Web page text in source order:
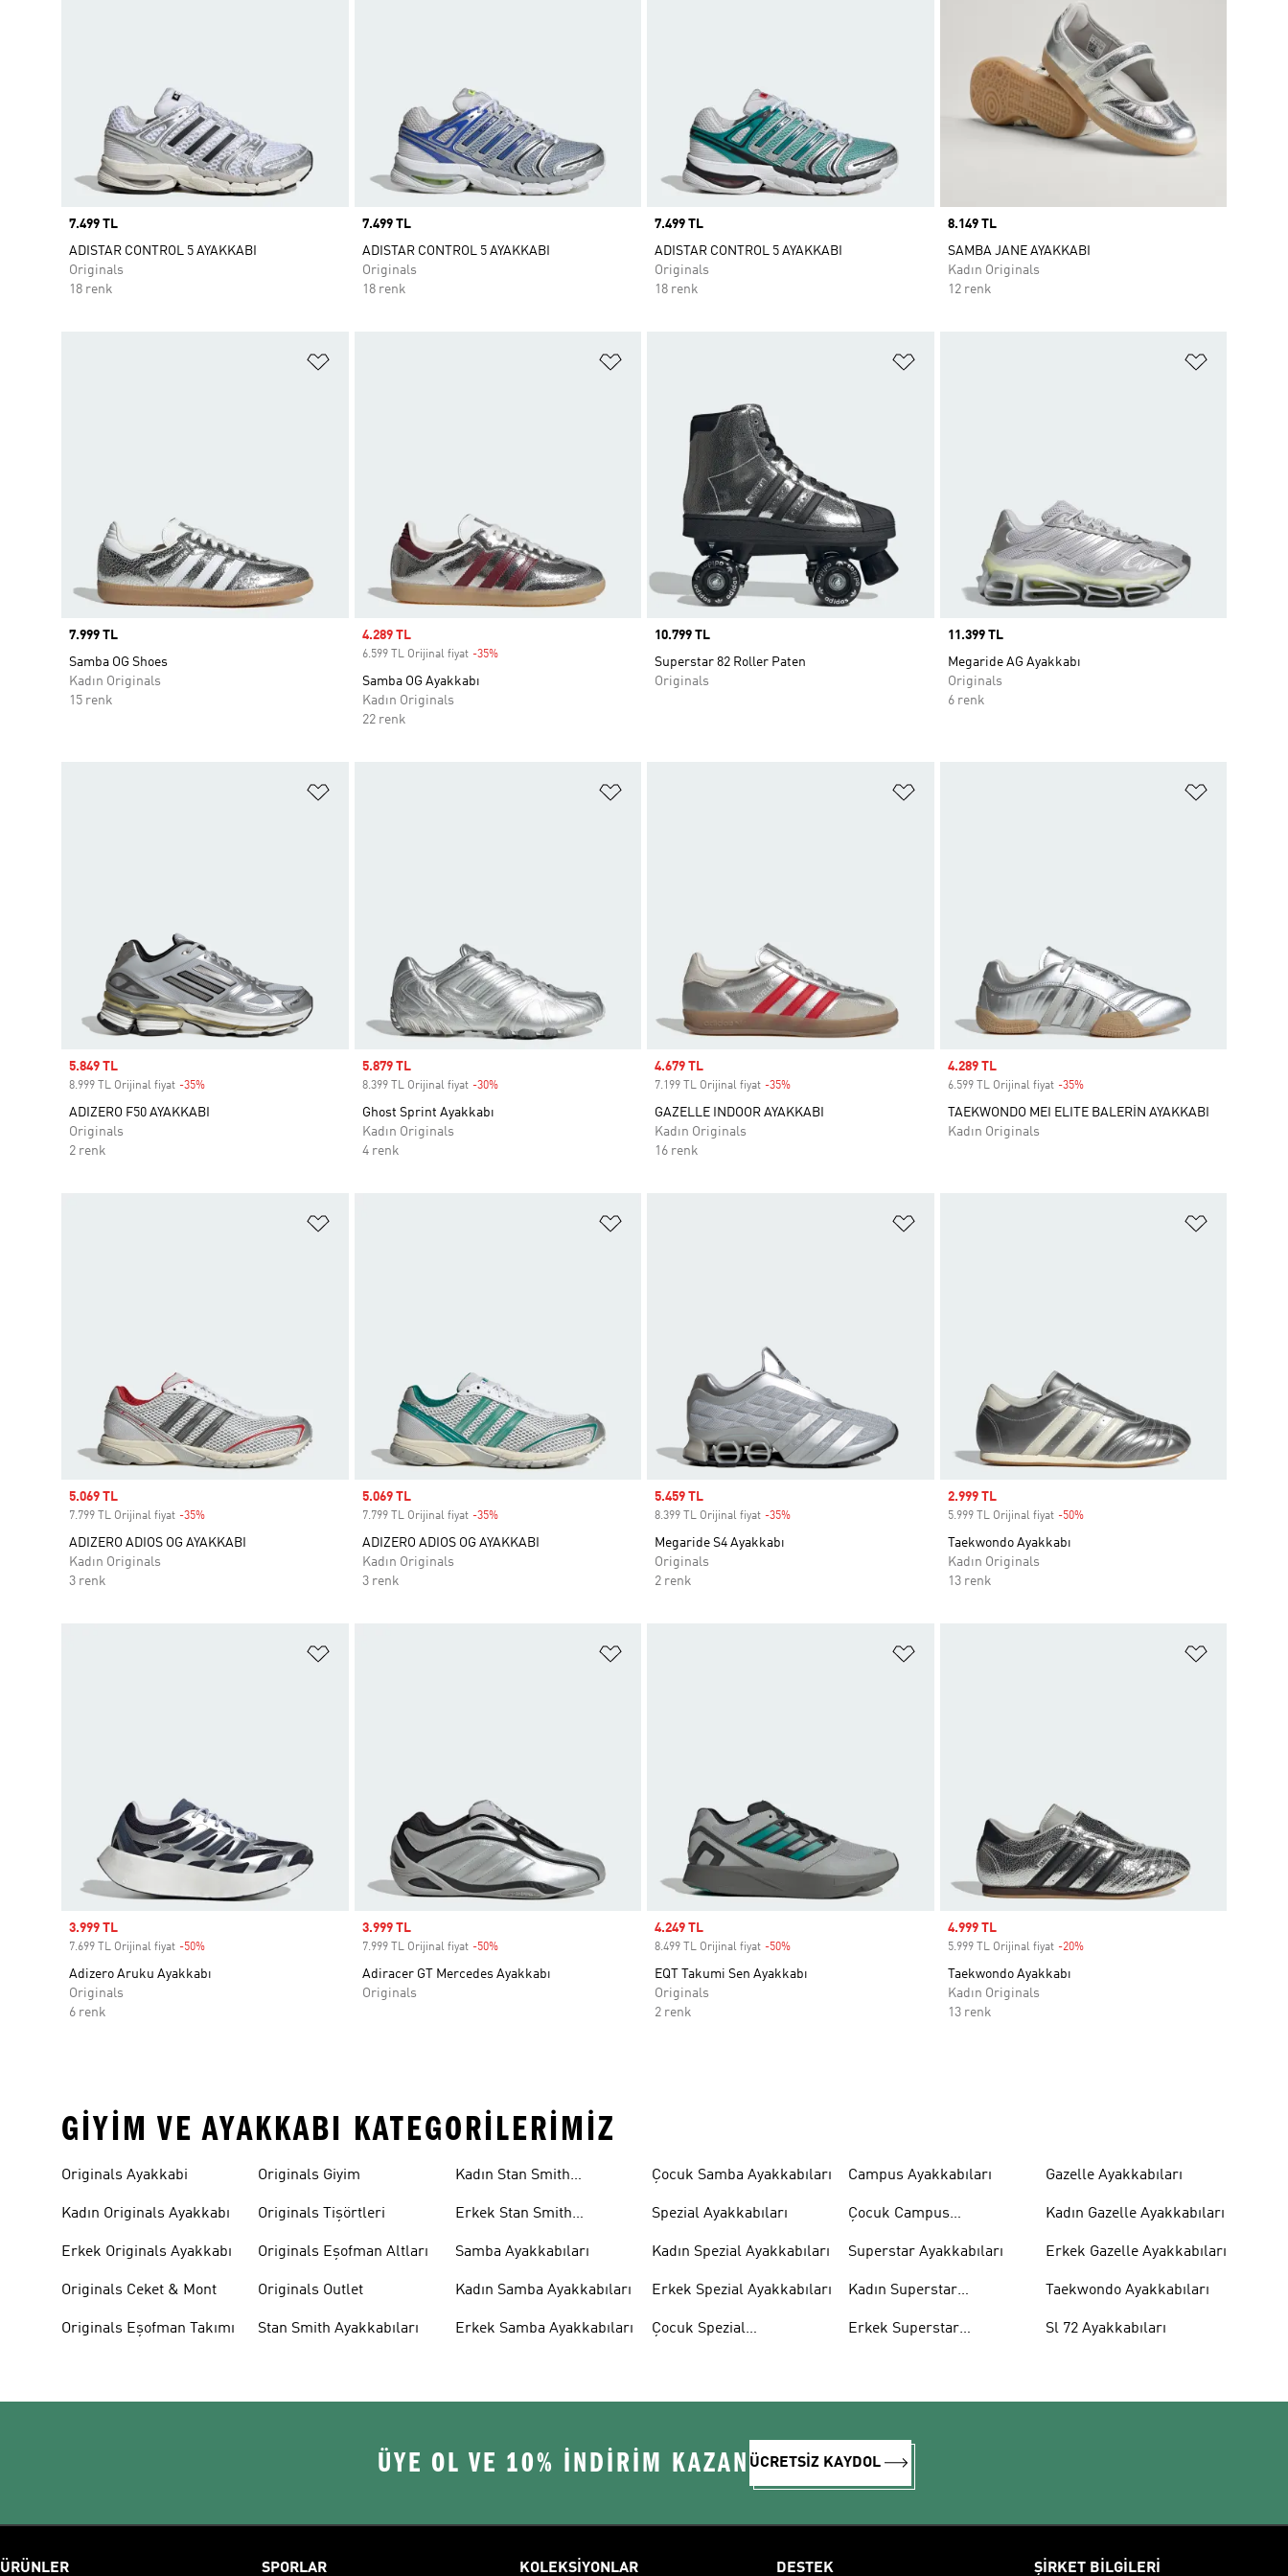
Price
7.499 TL
ADISTAR CONTROL 5 AYAKKABI
Originals
18 renk
Price
7.499 TL
ADISTAR CONTROL 5 AYAKKABI
Originals
18 renk
Price
7.499 TL
ADISTAR CONTROL 5 AYAKKABI
Originals
18 renk
Price
8.149 TL
SAMBA JANE AYAKKABI
Kadın Originals
12 renk
Price
7.999 TL
Samba OG Shoes
Kadın Originals
15 renk
Sale price
4.289 TL
6.599 TL Orijinal fiyat -35%Discount
Samba OG Ayakkabı
Kadın Originals
22 renk
Price
10.799 TL
Superstar 82 Roller Paten
Originals
Price
11.399 TL
Megaride AG Ayakkabı
Originals
6 renk
Sale price
5.849 TL
8.999 TL Orijinal fiyat -35%
ADIZERO F50 AYAKKABI
Originals
2 renk
Sale price
5.879 TL
8.399 TL Orijinal fiyat -30%Discount
Ghost Sprint Ayakkabı
Kadın Originals
4 renk
Sale price
4.679 TL
7.199 TL Orijinal fiyat -35%
GAZELLE INDOOR AYAKKABI
Kadın Originals
16 renk
Sale price
4.289 TL
6.599 TL Orijinal fiyat -35%Discount
TAEKWONDO MEI ELITE BALERİN AYAKKABI
Kadın Originals
Sale price
5.069 TL
7.799 TL Orijinal fiyat -35%
ADIZERO ADIOS OG AYAKKABI
Kadın Originals
3 renk
Sale price
5.069 TL
7.799 TL Orijinal fiyat -35%Discount
ADIZERO ADIOS OG AYAKKABI
Kadın Originals
3 renk
Sale price
5.459 TL
8.399 TL Orijinal fiyat -35%
Megaride S4 Ayakkabı
Originals
2 renk
Sale price
2.999 TL
5.999 TL Orijinal fiyat -50%Discount
Taekwondo Ayakkabı
Kadın Originals
13 renk
Sale price
3.999 TL
7.699 TL Orijinal fiyat -50%
Adizero Aruku Ayakkabı
Originals
6 renk
Sale price
3.999 TL
7.999 TL Orijinal fiyat -50%Discount
Adiracer GT Mercedes Ayakkabı
Originals
Sale price
4.249 TL
8.499 TL Orijinal fiyat -50%
EQT Takumi Sen Ayakkabı
Originals
2 renk
Sale price
4.999 TL
5.999 TL Orijinal fiyat -20%Discount
Taekwondo Ayakkabı
Kadın Originals
13 renk
GIYIM VE AYAKKABI KATEGORILERIMIZ
Originals Ayakkabi
Kadın Originals Ayakkabı
Erkek Originals Ayakkabı
Originals Ceket & Mont
Originals Eşofman Takımı
Originals Giyim
Originals Tişörtleri
Originals Eşofman Altları
Originals Outlet
Stan Smith Ayakkabıları
Kadın Stan Smith
Erkek Stan Smith
Samba Ayakkabıları
Kadın Samba Ayakkabıları
Erkek Samba Ayakkabıları
Çocuk Samba Ayakkabıları
Spezial Ayakkabıları
Kadın Spezial Ayakkabıları
Erkek Spezial Ayakkabıları
Çocuk Spezial
Campus Ayakkabıları
Çocuk Campus
Superstar Ayakkabıları
Kadın Superstar
Erkek Superstar
Gazelle Ayakkabıları
Kadın Gazelle Ayakkabıları
Erkek Gazelle Ayakkabıları
Taekwondo Ayakkabıları
Sl 72 Ayakkabıları
ÜYE OL VE 10% İNDİRİM KAZAN ÜCRETSİZ KAYDOL
ÜRÜNLER SPORLAR KOLEKSİYONLAR DESTEK ŞİRKET BİLGİLERİ